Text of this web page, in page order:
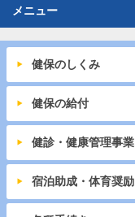
メニュー
健保のしくみ
健保の給付
健診・健康管理事業
宿泊助成・体育奨励